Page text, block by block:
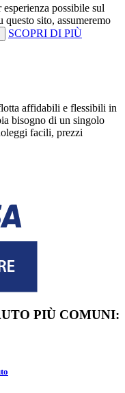
possibile sul
sito, assumeremo
SCOPRI DI PIÙ
affidabili e flessibili in
bisogno di un singolo
facili, prezzi
PIÙ COMUNI: